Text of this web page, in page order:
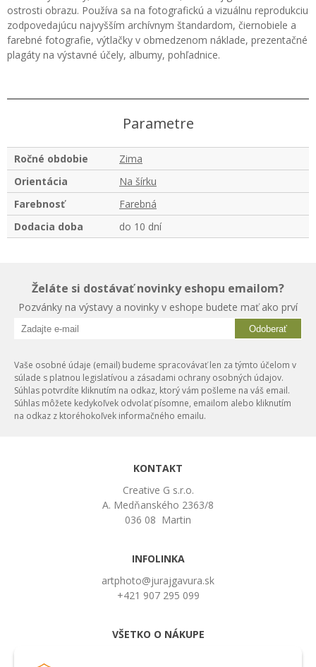
ostrosti obrazu. Používa sa na fotografickú a vizuálnu reprodukciu
zodpovedajúcu najvyšším archívnym štandardom, čiernobiele a
farebné fotografie, výtlačky v obmedzenom náklade, prezentačné
plagáty na výstavné účely, albumy, pohľadnice.
Parametre
Ročné obdobie
Zima
Orientácia
Na šírku
Farebnosť
Farebná
Dodacia doba
do 10 dní
Želáte si dostávať novinky eshopu emailom?
Pozvánky na výstavy a novinky v eshope budete mať ako prví
Odoberať
Vaše osobné údaje (email) budeme spracovávať len za týmto účelom v
súlade s platnou legislatívou a zásadami ochrany osobných údajov.
Súhlas potvrdíte kliknutím na odkaz, ktorý vám pošleme na váš email.
Súhlas môžete kedykoľvek odvolať písomne, emailom alebo kliknutím
na odkaz z ktoréhokoľvek informačného emailu.
KONTAKT
Creative G s.r.o.
A. Medňanského 2363/8
036 08 Martin
INFOLINKA
artphoto@jurajgavura.sk
+421 907 295 099
VŠETKO O NÁKUPE